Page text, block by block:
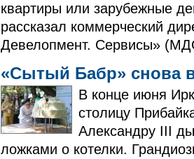
квартиры или зарубежные
рассказал коммерческий
Девелопмент. Сервисы»
«Сытый Бабр» снова
В конце июня
столицу
Александру III
ложками о котелки.